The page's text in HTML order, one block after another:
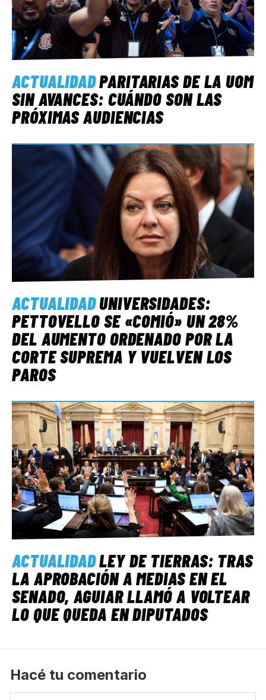
ACTUALIDADPARITARIAS DE LA UOM
SIN AVANCES: CUÁNDO SON LAS
PRÓXIMAS AUDIENCIAS
ACTUALIDADUNIVERSIDADES:
PETTOVELLO SE «COMIÓ» UN 28%
DEL AUMENTO ORDENADO POR LA
CORTE SUPREMA Y VUELVEN LOS
PAROS
ACTUALIDADLEY DE TIERRAS: TRAS
LA APROBACIÓN A MEDIAS EN EL
SENADO, AGUIAR LLAMÓ A VOLTEAR
LO QUE QUEDA EN DIPUTADOS
Hacé tu comentario